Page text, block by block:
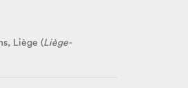
Liège (Liège-